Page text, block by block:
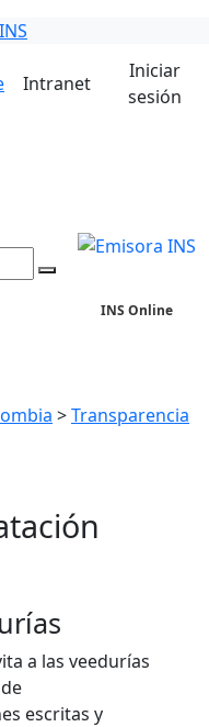
Intranet
Iniciar
sesión
INS Online
>Transparencia
a las veedurías
escritas y